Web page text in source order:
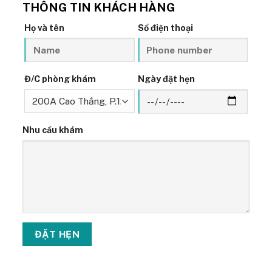
THÔNG TIN KHÁCH HÀNG
Họ và tên Số điện thoại
Đ/C phòng khám Ngày đặt hẹn
Nhu cầu khám